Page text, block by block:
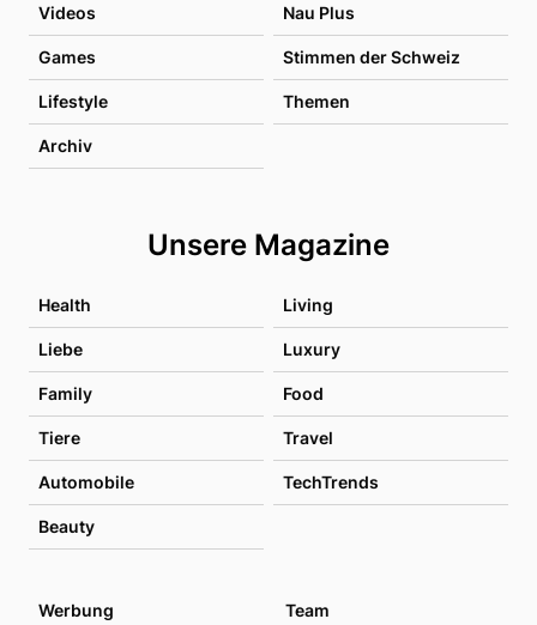
Videos Nau Plus
Games Stimmen der Schweiz
Lifestyle Themen
Archiv
Unsere Magazine
Health Living
Liebe Luxury
Family Food
Tiere Travel
Automobile TechTrends
Beauty
Werbung Team